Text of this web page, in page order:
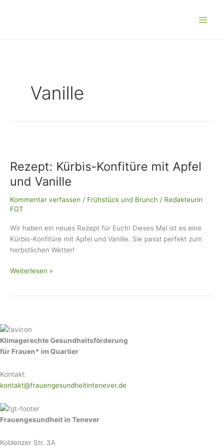
Vanille
Rezept: Kürbis-Konfitüre mit Apfel
und Vanille
Kommentar verfassen / Frühstück und Brunch / Redakteurin
FGT
Wir haben ein neues Rezept für Euch! Dieses Mal ist es eine
Kürbis-Konfitüre mit Apfel und Vanille. Sie passt perfekt zum
herbstlichen Wetter!
Konfitüre
Apfel
und
Vanille
Weiterlesen »
Klimagerechte Gesundheitsförderung
für Frauen* im Quartier
Kontakt:
kontakt@frauengesundheitintenever.de
Frauengesundheit in Tenever
Koblenzer Str. 3A